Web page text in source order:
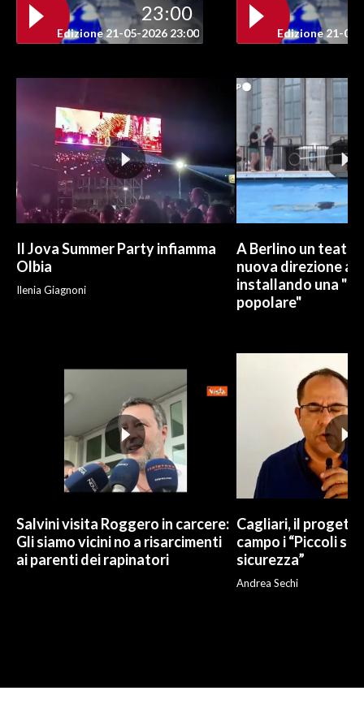
INSULARITÀ
ANNUNCI
NECROLOGI
PUBBLICITÀ
SPIAGGE
STORE
23:00
Edizione 21-05-2026 23:00 Edizione 21-05-
Il Jova Summer Party infiamma
Olbia
Ilenia Giagnoni
A Berlino un
nuova direzione
installando una
popolare"
Salvini visita Roggero in carcere:
Gli siamo vicini no a risarcimenti
ai parenti dei rapinatori
Cagliari, il
campo i “Piccoli
sicurezza”
Andrea Sechi